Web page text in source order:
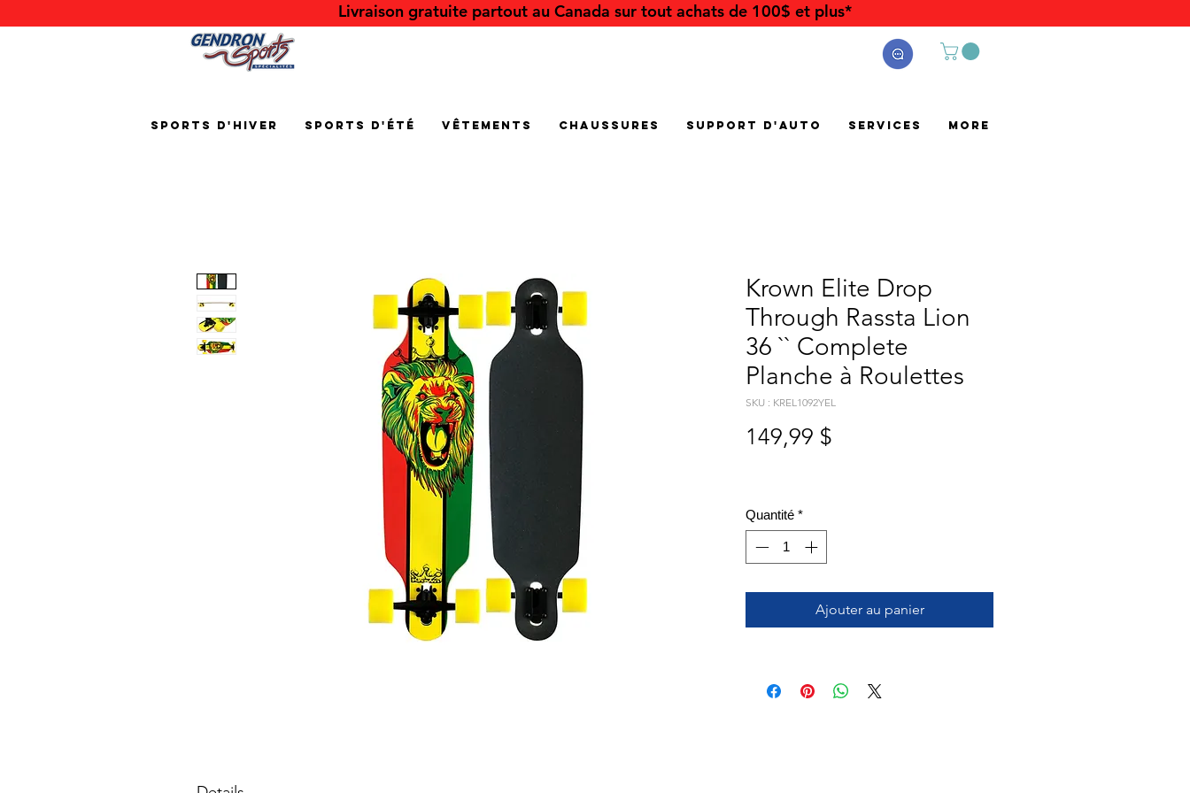
Livraison gratuite partout au Canada sur tout achats de 100$ et plus*
Sports d'hiver Sports d'été Vêtements Chaussures Support d'auto Services More
Krown Elite Drop
Through Rassta Lion
36 `` Complete
Planche à Roulettes
SKU : KREL1092YEL
149,99 $
Quantité *
Ajouter au panier